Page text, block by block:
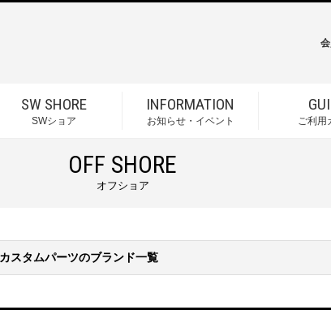
SW SHORE
SWショア
INFORMATION
お知らせ・イベント ご利用
OFF SHORE
オフショア
スタムパーツのブランド一覧